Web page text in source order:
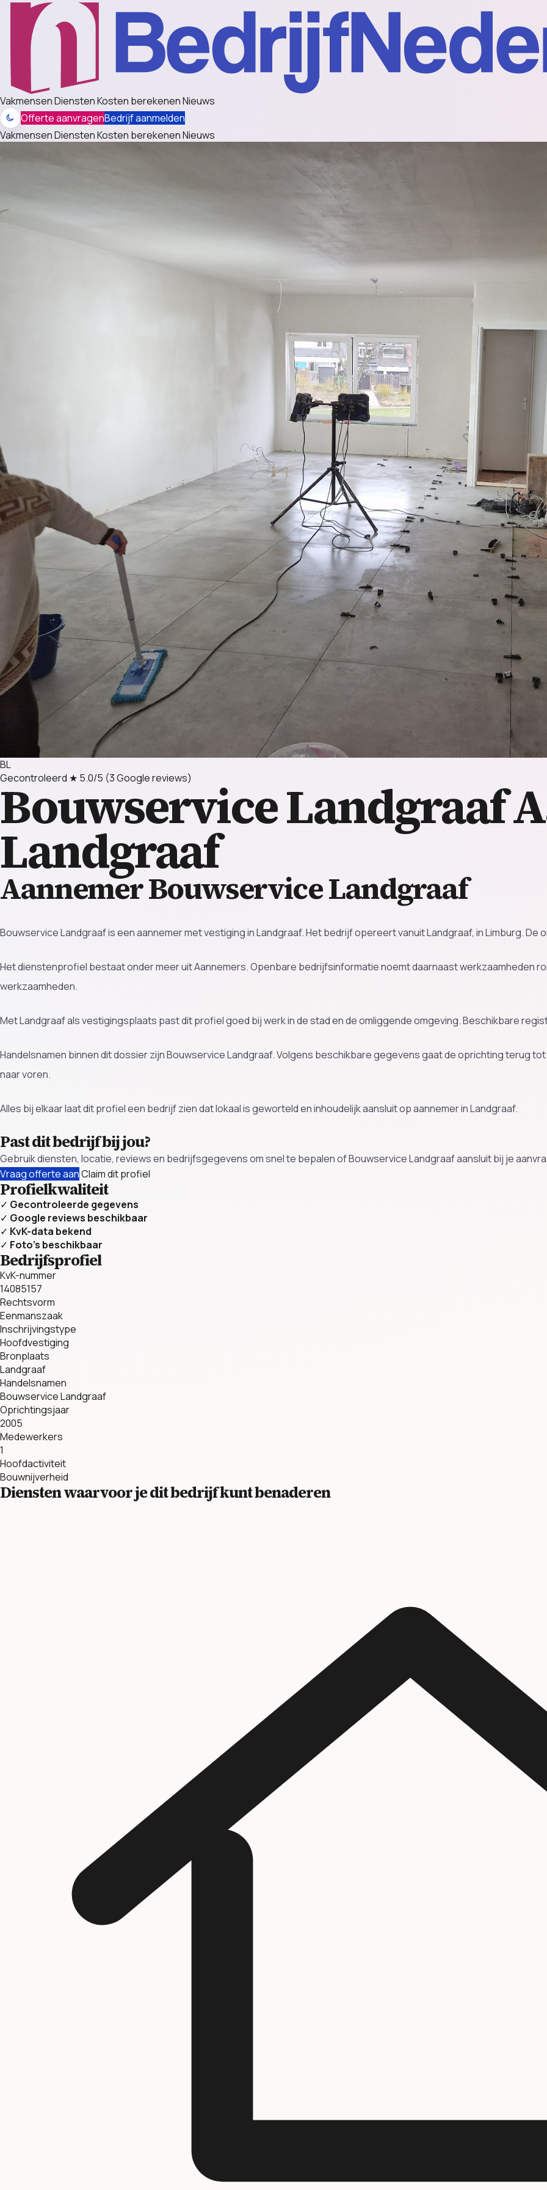
VakmensenDienstenKosten berekenenNieuws
Offerte aanvragenBedrijf aanmelden
VakmensenDienstenKosten berekenenNieuws
BL
Gecontroleerd ★ 5.0/5 (3 Google reviews)
Bouwservice Landgraaf
Landgraaf
Aannemer Bouwservice Landgraaf
Bouwservice Landgraaf is een aannemer met vestiging in Landgraaf. Het bedrijf opereert vanuit Landgraaf, in Limburg.
Het dienstenprofiel bestaat onder meer uit Aannemers. Openbare bedrijfsinformatie noemt daarnaast werkzaamheden
werkzaamheden.
Met Landgraaf als vestigingsplaats past dit profiel goed bij werk in de stad en de omliggende omgeving. Beschikbare
Handelsnamen binnen dit dossier zijn Bouwservice Landgraaf. Volgens beschikbare gegevens gaat de oprichting terug
naar voren.
Alles bij elkaar laat dit profiel een bedrijf zien dat lokaal is geworteld en inhoudelijk aansluit op aannemer in Landgraaf.
Past dit bedrijf bij jou?
Gebruik diensten, locatie, reviews en bedrijfsgegevens om snel te bepalen of Bouwservice Landgraaf aansluit bij je
Vraag offerte aanClaim dit profiel
Profielkwaliteit
✓ Gecontroleerde gegevens
✓ Google reviews beschikbaar
✓ KvK-data bekend
✓ Foto’s beschikbaar
Bedrijfsprofiel
KvK-nummer
14085157
Rechtsvorm
Eenmanszaak
Inschrijvingstype
Hoofdvestiging
Bronplaats
Landgraaf
Handelsnamen
Bouwservice Landgraaf
Oprichtingsjaar
2005
Medewerkers
1
Hoofdactiviteit
Bouwnijverheid
Diensten waarvoor je dit bedrijf kunt benaderen